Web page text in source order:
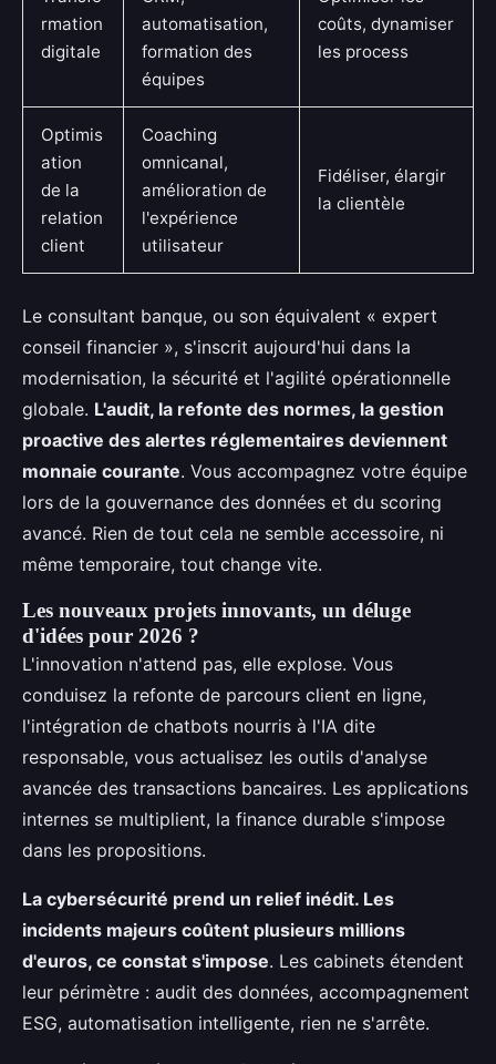
rmation
digitale
automatisation,
formation des
équipes
coûts, dynamiser
les process
Optimis
ation
de la
relation
client
Coaching
omnicanal,
amélioration de
l'expérience
utilisateur
Fidéliser, élargir
la clientèle
Le consultant banque, ou son équivalent « expert
conseil financier », s'inscrit aujourd'hui dans la
modernisation, la sécurité et l'agilité opérationnelle
globale. L'audit, la refonte des normes, la gestion
proactive des alertes réglementaires deviennent
monnaie courante. Vous accompagnez votre équipe
lors de la gouvernance des données et du scoring
avancé. Rien de tout cela ne semble accessoire, ni
même temporaire, tout change vite.
Les nouveaux projets innovants, un déluge
d'idées pour 2026 ?
L'innovation n'attend pas, elle explose. Vous
conduisez la refonte de parcours client en ligne,
l'intégration de chatbots nourris à l'IA dite
responsable, vous actualisez les outils d'analyse
avancée des transactions bancaires. Les applications
internes se multiplient, la finance durable s'impose
dans les propositions.
La cybersécurité prend un relief inédit. Les
incidents majeurs coûtent plusieurs millions
d'euros, ce constat s'impose. Les cabinets étendent
leur périmètre : audit des données, accompagnement
ESG, automatisation intelligente, rien ne s'arrête.